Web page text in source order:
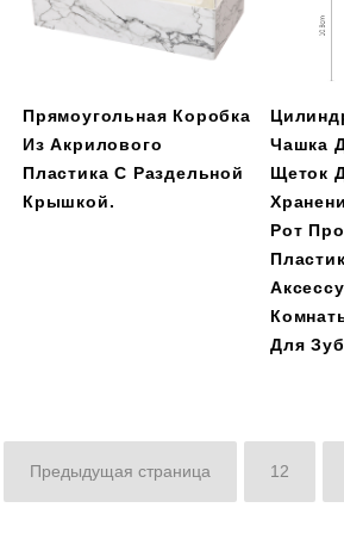
Прямоугольная Коробка
Из Акрилового
Пластика С Раздельной
Крышкой.
Чашка
Щеток
Рот
Для
Предыдущая страница 12